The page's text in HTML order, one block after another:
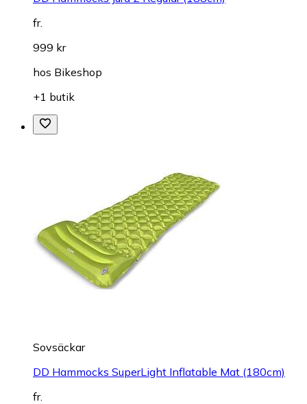
fr.
999 kr
hos Bikeshop
+1 butik
Sovsäckar
DD Hammocks SuperLight Inflatable Mat (180cm)
fr.